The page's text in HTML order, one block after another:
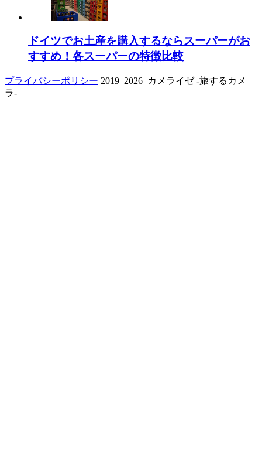
ドイツでお土産を購入するならスーパーがお
すすめ！各スーパーの特徴比較
プライバシーポリシー 2019–2026 カメライゼ -旅するカメ
ラ-